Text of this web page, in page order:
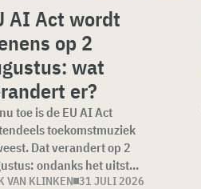
AI Act wordt
op 2
wat
er?
toe is de EU AI Act
toekomstmuziek
Dat verandert op 2
ondanks het uitst...
VAN KLINKEN 31 JULI 2026